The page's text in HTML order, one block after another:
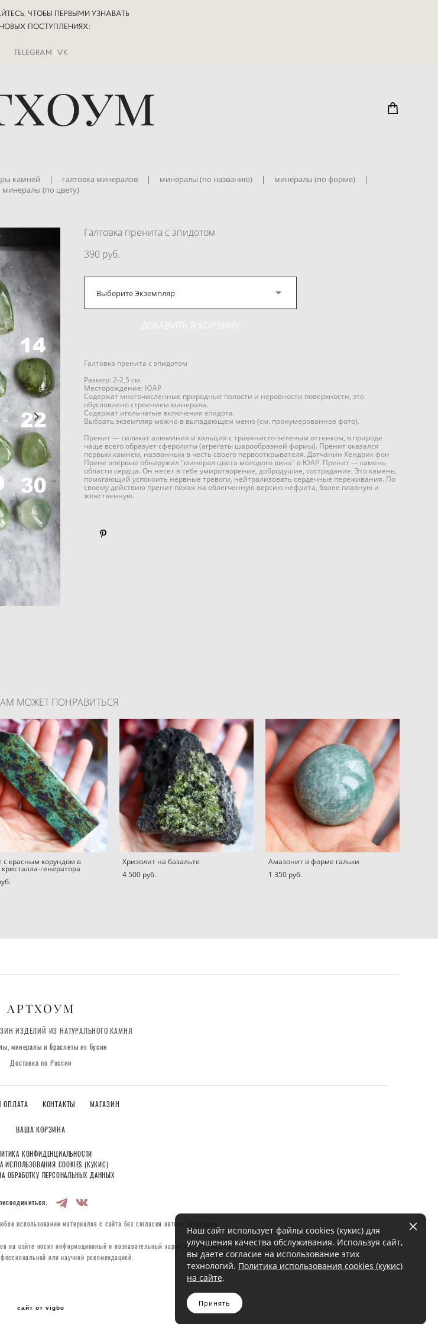
ЧТОБЫ ПЕРВЫМИ УЗНАВАТЬ
ПОСТУПЛЕНИЯХ:
TELEGRAM | VK
камней | галтовка минералов | минералы (по названию) | минералы (по форме)
|
минералы (по цвету)
Галтовка пренита с эпидотом
390 pуб.
Выберите Экземпляр
ДОБАВИТЬ В КОРЗИНУ
Галтовка пренита с эпидотом
Размер: 2-2,5 см
Месторождение: ЮАР
Содержат многочисленные природные полости и неровности поверхности, это
обусловлено строением минерала.
Содержат игольчатые включения эпидота.
Выбрать экземпляр можно в выпадающем меню (см. пронумерованное фото).
Пренит — силикат алюминия и кальция с травянисто-зеленым оттенком, в природе
чаще всего образует сферолиты (агрегаты шарообразной формы). Пренит оказался
первым камнем, названным в честь своего первооткрывателя. Датчанин Хендрик фон
Прене впервые обнаружил "минерал цвета молодого вина" в ЮАР. Пренит — камень
области сердца. Он несет в себе умиротворение, добродушие, сострадание. Это камень,
помогающий успокоить нервные тревоги, нейтрализовать сердечные переживания. По
своему действию пренит похож на облегченную версию нефрита, более плавную и
женственную.
МОЖЕТ ПОНРАВИТЬСЯ
с красным корундом в
генератора
Хризолит на базальте
4 500 pуб.
Амазонит в форме гальки
1 350 pуб.
АРТХОУМ
ИЗДЕЛИЙ ИЗ НАТУРАЛЬНОГО КАМНЯ
минералы и браслеты из бусин
Доставка по России
ОПЛАТА КОНТАКТЫ МАГАЗИН
ВАША КОРЗИНА
КОНФИДЕНЦИАЛЬНОСТИ
ИСПОЛЬЗОВАНИЯ COOKIES (КУКИС)
ОБРАБОТКУ ПЕРСОНАЛЬНЫХ ДАННЫХ
использование материалов с сайта без согласия автора запрещено.
на сайте носит информационный и познавательный характер, не является
или научной рекомендацией.
сайт от vigbo
Наш сайт использует файлы cookies (кукис) для
улучшения качества обслуживания. Используя сайт,
вы даете согласие на использование этих
технологий. Политика использования cookies (кукис)
на сайте.
Принять